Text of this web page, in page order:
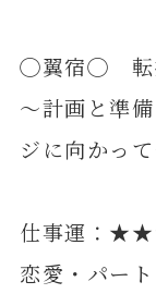
◯翼宿◯ 転
～計画と準
ジに向かっ
仕事運：
恋愛・パー